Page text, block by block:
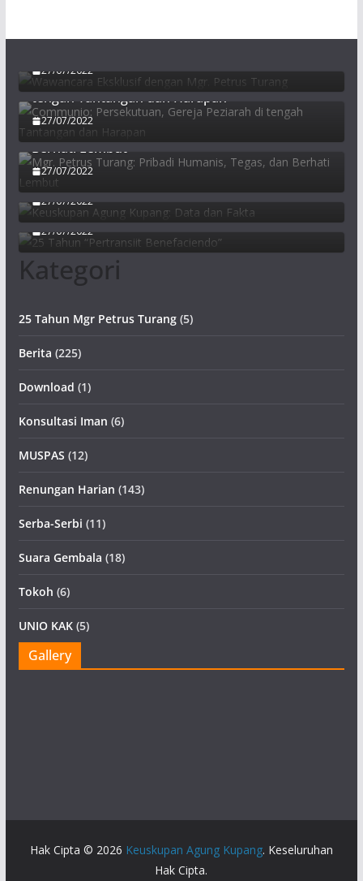
27/07/2022
Communio: Persekutuan, Gereja Peziarah di
tengah Tantangan dan Harapan
27/07/2022
Mgr. Petrus Turang: Pribadi Humanis, Tegas, dan
Berhati Lembut
27/07/2022
Keuskupan Agung Kupang: Data dan Fakta
27/07/2022
25 Tahun “Pertransiit Benefaciendo”
27/07/2022
Kategori
25 Tahun Mgr Petrus Turang(5)
Berita (225)
Download (1)
Konsultasi Iman (6)
MUSPAS (12)
Renungan Harian (143)
Serba-Serbi (11)
Suara Gembala (18)
Tokoh (6)
UNIO KAK(5)
Gallery
Hak Cipta © 2026 Keuskupan Agung Kupang. Keseluruhan
Hak Cipta.